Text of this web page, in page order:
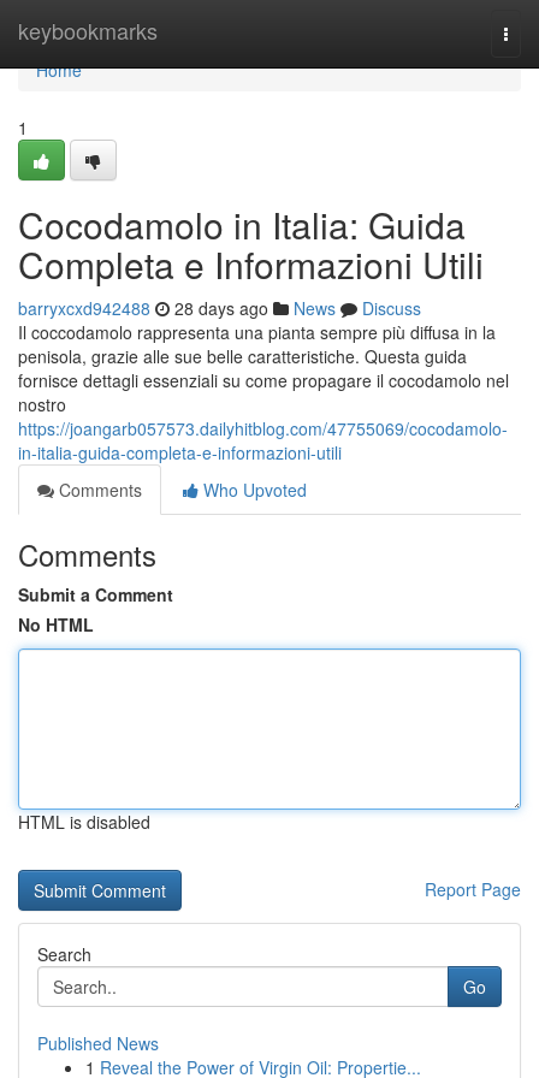
keybookmarks
Home
Home
1
Cocodamolo in Italia: Guida
Completa e Informazioni Utili
barryxcxd942488 28 days ago News
Discuss
Il coccodamolo rappresenta una pianta sempre più diffusa in la
penisola, grazie alle sue belle caratteristiche. Questa guida
fornisce dettagli essenziali su come propagare il cocodamolo nel
nostro
https://joangarb057573.dailyhitblog.com/47755069/cocodamolo-
in-italia-guida-completa-e-informazioni-utili
Comments
Who Upvoted
Comments
Submit a Comment
No HTML
HTML is disabled
Report Page
Search
Go
Published News
1 Reveal the Power of Virgin Oil: Propertie...